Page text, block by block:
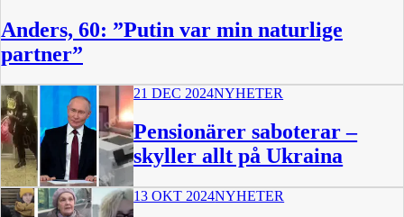
Anders, 60: ”Putin var min naturlige
partner”
1:13
21 DEC 2024NYHETER
Pensionärer saboterar –
skyller allt på Ukraina
13 OKT 2024NYHETER